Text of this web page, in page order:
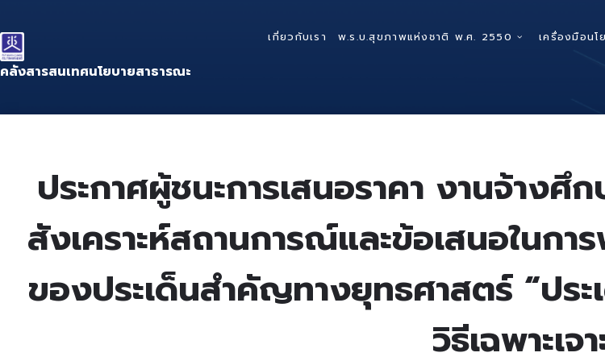
to
content
to
main
navigation
to
footer
คลังสารสนเทศนโยบายสาธารณะ
เกี่ยวกับเรา พ.ร.บ.สุขภาพแห่งชาติ พ.ศ. 2550 เครื่องมือนโ
ประกาศผู้ชนะการเสนอราคา งานจ้าง
สังเคราะห์สถานการณ์และข้อเสนอในก
ของประเด็นสำคัญทางยุทธศาสตร์ “ปร
วิธีเฉพาะเจ